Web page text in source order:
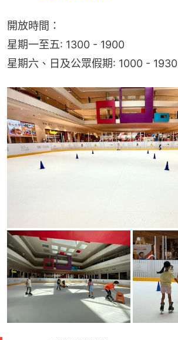
開放時間：
星期一至五: 1300 - 1900
星期六、日及公眾假期: 1000 - 1930